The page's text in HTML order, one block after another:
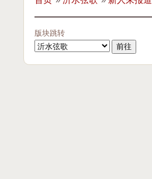
版块跳转